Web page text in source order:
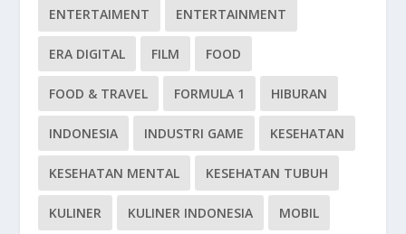
ENTERTAIMENT ENTERTAINMENT
ERA DIGITAL FILM FOOD
FOOD & TRAVEL FORMULA 1 HIBURAN
INDONESIA INDUSTRI GAME KESEHATAN
KESEHATAN MENTAL KESEHATAN TUBUH
KULINER KULINER INDONESIA MOBIL